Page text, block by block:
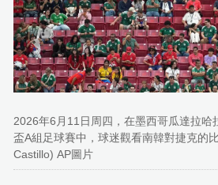
2026年6月11日周四，在墨西哥瓜達拉哈
盃A組足球賽中，球迷觀看南韓對捷克的
Castillo) AP圖片